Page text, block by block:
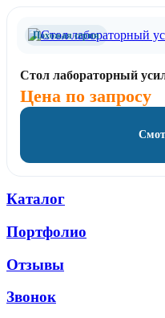
Похожая серия
Стол лабораторный
Цена по запросу
Каталог
Портфолио
Отзывы
Звонок